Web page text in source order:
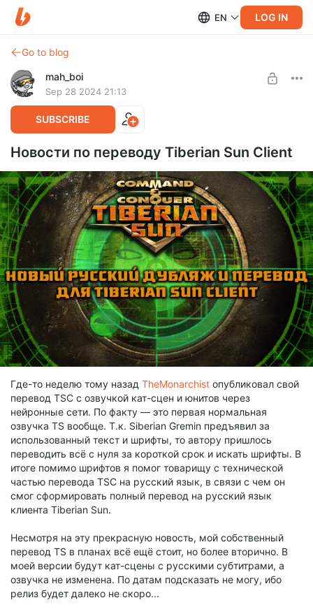
EN LOG IN
Go to blog
mah_boi
Sep 28 2024 21:13
SUBSCRIBE
Новости по переводу Tiberian Sun Client
Где-то неделю тому назад TheMonarchist опубликовал свой
перевод TSC с озвучкой кат-сцен и юнитов через
нейронные сети. По факту — это первая нормальная
озвучка TS вообще. Т.к. Siberian Gremin предъявил за
использованный текст и шрифты, то автору пришлось
переводить всё с нуля за короткой срок и искать шрифты. В
итоге помимо шрифтов я помог товарищу с технической
частью перевода TSC на русский язык, в связи с чем он
смог сформировать полный перевод на русский язык
клиента Tiberian Sun.
Несмотря на эту прекрасную новость, мой собственный
перевод TS в планах всё ещё стоит, но более вторично. В
моей версии будут кат-сцены с русскими субтитрами, а
озвучка не изменена. По датам подсказать не могу, ибо
релиз будет далеко не скоро...